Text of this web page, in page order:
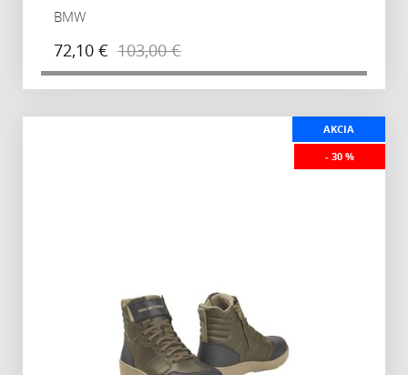
BMW
72,10 € 103,00 €
AKCIA
- 30 %